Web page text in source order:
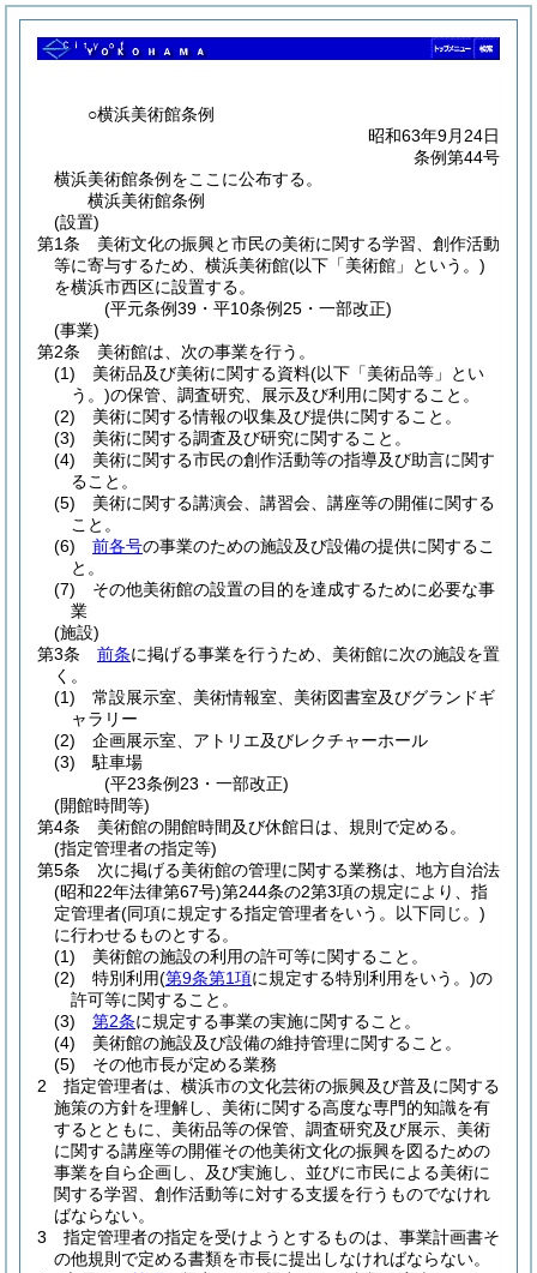
○横浜美術館条例
昭和63年9月24日
条例第44号
横浜美術館条例をここに公布する。
横浜美術館条例
(設置)
第1条
美術文化の振興と市民の美術に関する学習、創作活動
等に寄与するため、横浜美術館(以下「美術館」という。)
を横浜市西区に設置する。
(平元条例39・平10条例25・一部改正)
(事業)
第2条
美術館は、次の事業を行う。
(1)
美術品及び美術に関する資料(以下「美術品等」とい
う。)の保管、調査研究、展示及び利用に関すること。
(2)
美術に関する情報の収集及び提供に関すること。
(3)
美術に関する調査及び研究に関すること。
(4)
美術に関する市民の創作活動等の指導及び助言に関す
ること。
(5)
美術に関する講演会、講習会、講座等の開催に関する
こと。
(6)
前各号の事業のための施設及び設備の提供に関するこ
と。
(7)
その他美術館の設置の目的を達成するために必要な事
業
(施設)
第3条
前条に掲げる事業を行うため、美術館に次の施設を置
く。
(1)
常設展示室、美術情報室、美術図書室及びグランドギ
ャラリー
(2)
企画展示室、アトリエ及びレクチャーホール
(3)
駐車場
(平23条例23・一部改正)
(開館時間等)
第4条
美術館の開館時間及び休館日は、規則で定める。
(指定管理者の指定等)
第5条
次に掲げる美術館の管理に関する業務は、地方自治法
(昭和22年法律第67号)第244条の2第3項の規定により、指
定管理者(同項に規定する指定管理者をいう。以下同じ。)
に行わせるものとする。
(1)
美術館の施設の利用の許可等に関すること。
(2)
特別利用(第9条第1項に規定する特別利用をいう。)の
許可等に関すること。
(3)
第2条に規定する事業の実施に関すること。
(4)
美術館の施設及び設備の維持管理に関すること。
(5)
その他市長が定める業務
2
指定管理者は、横浜市の文化芸術の振興及び普及に関する
施策の方針を理解し、美術に関する高度な専門的知識を有
するとともに、美術品等の保管、調査研究及び展示、美術
に関する講座等の開催その他美術文化の振興を図るための
事業を自ら企画し、及び実施し、並びに市民による美術に
関する学習、創作活動等に対する支援を行うものでなけれ
ばならない。
3
指定管理者の指定を受けようとするものは、事業計画書そ
の他規則で定める書類を市長に提出しなければならない。